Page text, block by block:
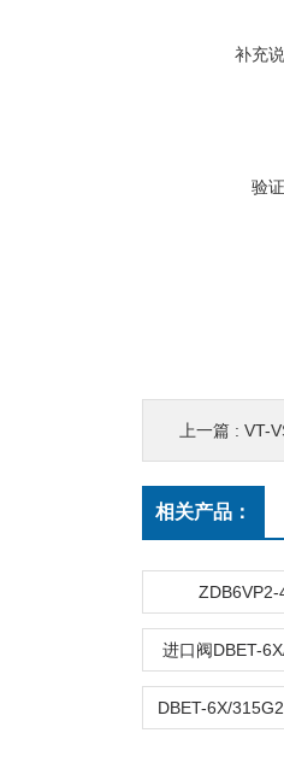
补充
验
上一篇 : VT-
相关产品：
ZDB6VP2-
进口阀DBET-